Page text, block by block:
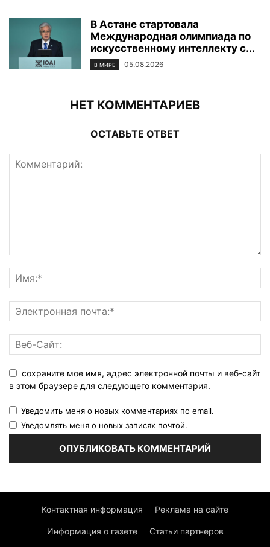
В Астане стартовала
Международная олимпиада по
искусственному интеллекту с...
В МИРЕ 05.08.2026
НЕТ КОММЕНТАРИЕВ
ОСТАВЬТЕ ОТВЕТ
сохраните мое имя, адрес электронной почты и веб-сайт
в этом браузере для следующего комментария.
Уведомить меня о новых комментариях по email.
Уведомлять меня о новых записях почтой.
Контактная информация Реклама на сайте
Информация о газете Статьи партнеров